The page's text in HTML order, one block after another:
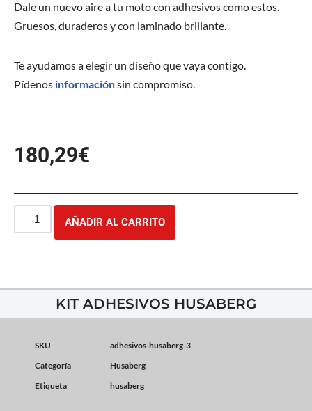
Dale un nuevo aire a tu moto con adhesivos como estos.
Gruesos, duraderos y con laminado brillante.
Te ayudamos a elegir un diseño que vaya contigo.
Pídenos informaciónsin compromiso.
180,29€
AÑADIR AL CARRITO
KIT ADHESIVOS HUSABERG
SKU
adhesivos-husaberg-3
Categoría
Husaberg
Etiqueta
husaberg